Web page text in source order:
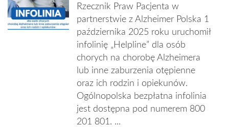
Rzecznik Praw Pacjenta w
partnerstwie z Alzheimer Polska 1
października 2025 roku uruchomił
infolinię „Helpline” dla osób
chorych na chorobę Alzheimera
lub inne zaburzenia otępienne
oraz ich rodzin i opiekunów.
Ogólnopolska bezpłatna infolinia
jest dostępna pod numerem 800
201 801. ...